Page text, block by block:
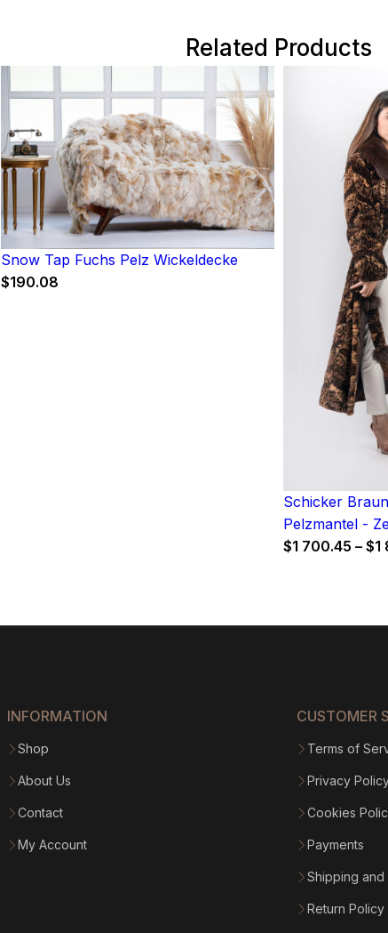
Related Products
Snow Tap Fuchs Pelz Wickeldecke
$190.08
Schicker
Pelzmantel -
$1 700.45 – $1
INFORMATION
Shop
About Us
Contact
My Account
CUSTOMER
Terms of
Privacy
Cookies
Payments
Shipping
Return Policy